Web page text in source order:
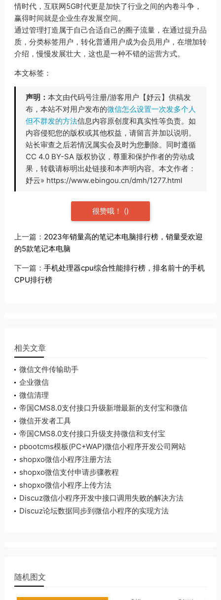
情时代，互联网5G时代更是加快了行业之间的内卷斗争，
赢得时间就是企业生存发展空间。
通过管理打造属于自己合适自己的圈子流量，在通过提升品
质，分类标签用户，转化普通用户成为会员用户，在增加转
介绍，慢慢发展壮大，这也是一种不错的运营方式。
本文标签：
声明： 本文由代码号注册/游客用户【妤云】供稿发
布，本站不对用户发布的微信怎么设置一次发多个人
但不群发的方法信息内容原创度和真实性等负责。如
内容侵犯您的版权或其他权益，请留言并加以说明。
站长审查之后若情况属实会及时为您删除。同时遵循
CC 4.0 BY-SA 版权协议，尊重和保护作者的劳动成
果，转载请标明出处链接和本声明内容。本文作者：
妤云» https://www.ebingou.cn/dmh/1277.html
很赞哦！ ()
上一篇： 2023年销量高的笔记本电脑排行榜，销量受欢迎
的5款笔记本电脑
下一篇： 手机处理器cpu综合性能排行榜，排名前十的手机
CPU排行榜
相关文章
微信文件传输助手
企业微信
微信清理
帝国CMS8.0支付接口升级新增最新的支付宝和微信
接口
微信开发者工具
帝国CMS8.0支付接口升级支持微信和支付宝
pbootcms模板(PC+WAP)微信小程序开发公司网站
shopxo微信小程序注册方法
shopxo微信支付申请步骤教程
shopxo微信小程序上传方法
Discuz微信小程序开发中接口调用失败的解决方法
Discuz论坛数据同步到微信小程序的实现方法
随机图文